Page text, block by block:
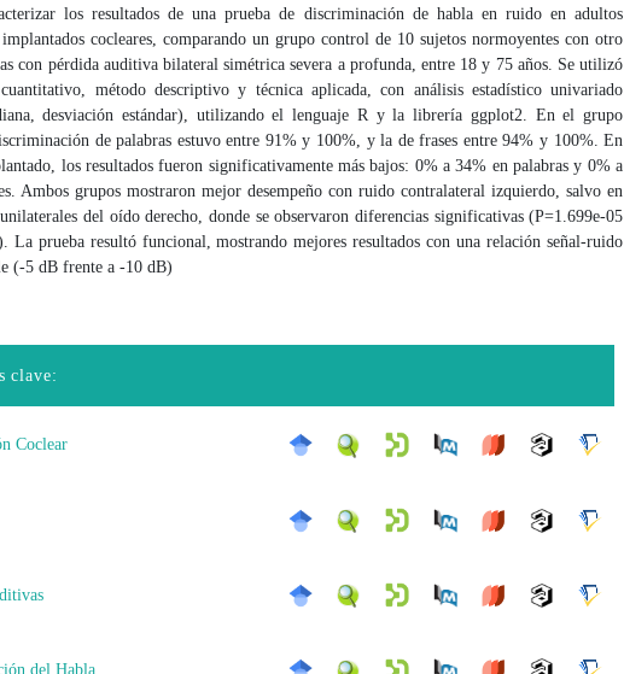
los resultados de una prueba de discriminación de habla en ruido en adultos
cocleares, comparando un grupo control de 10 sujetos normoyentes con otro
con pérdida auditiva bilateral simétrica severa a profunda, entre 18 y 75 años. Se utilizó
método descriptivo y técnica aplicada, con análisis estadístico univariado
desviación estándar), utilizando el lenguaje R y la librería ggplot2. En el grupo
de palabras estuvo entre 91% y 100%, y la de frases entre 94% y 100%. En
los resultados fueron significativamente más bajos: 0% a 34% en palabras y 0% a
Ambos grupos mostraron mejor desempeño con ruido contralateral izquierdo, salvo en
del oído derecho, donde se observaron diferencias significativas (P=1.699e-05
La prueba resultó funcional, mostrando mejores resultados con una relación señal-ruido
(-5 dB frente a -10 dB)
clave:
Coclear
del Habla